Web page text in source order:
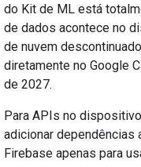
do Kit de ML está
de dados acontece no
de nuvem
diretamente no Google
de 2027.
Para APIs no
adicionar dependências
Firebase apenas para